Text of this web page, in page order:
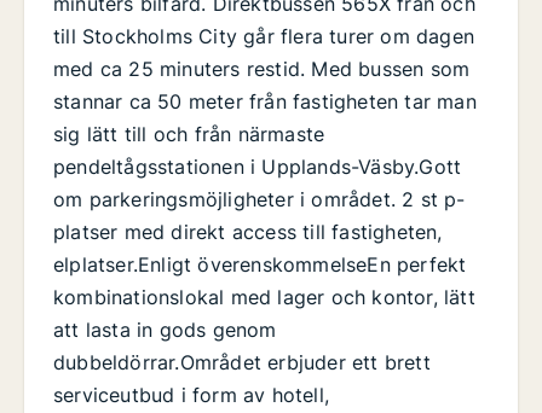
till Stockholms City går flera turer om dagen
med ca 25 minuters restid. Med bussen som
stannar ca 50 meter från fastigheten tar man
sig lätt till och från närmaste
pendeltågsstationen i Upplands-Väsby.Gott
om parkeringsmöjligheter i området. 2 st p-
platser med direkt access till fastigheten,
elplatser.Enligt överenskommelseEn perfekt
kombinationslokal med lager och kontor, lätt
att lasta in gods genom
dubbeldörrar.Området erbjuder ett brett
serviceutbud i form av hotell,